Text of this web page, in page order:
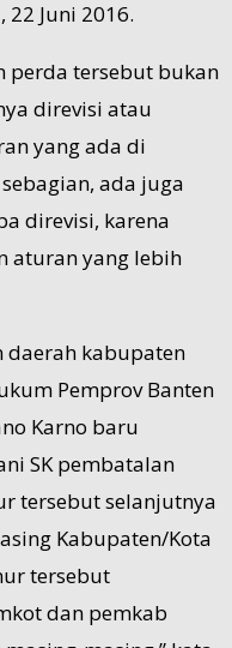
Juni 2016.
perda tersebut bukan
direvisi atau
yang ada di
ada juga
direvisi, karena
aturan yang lebih
kabupaten
Pemprov Banten
Karno baru
SK pembatalan
tersebut selanjutnya
Kabupaten/Kota
tersebut
dan pemkab